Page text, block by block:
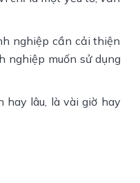
nghiệp cần cải thiện
nghiệp muốn sử dụng
hay lâu, là vài giờ hay